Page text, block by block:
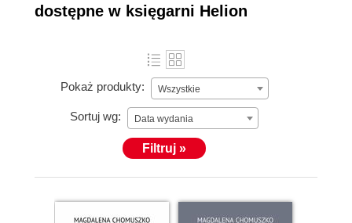
dostępne w księgarni Helion
Pokaż produkty: Wszystkie
Sortuj wg: Data wydania
Filtruj »